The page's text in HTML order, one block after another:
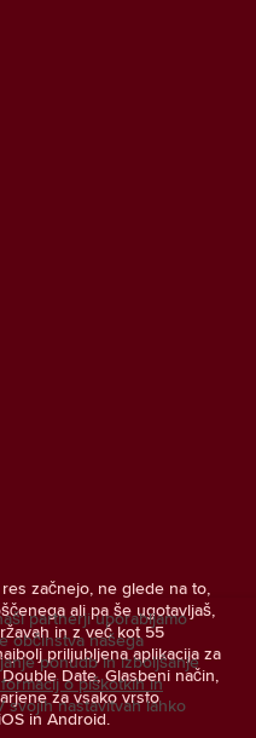
začnejo, ne glede na to,
ali pa še ugotavljaš,
in z več kot 55
priljubljena aplikacija za
Date, Glasbeni način,
za vsako vrsto
in Android.
partnerji uporabljamo
občinstva našega
ponudb in izboljšanje
o piškotkih in
svojih nastavitvah lahko